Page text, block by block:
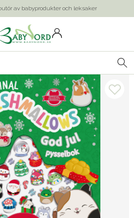
av babyprodukter och leksaker